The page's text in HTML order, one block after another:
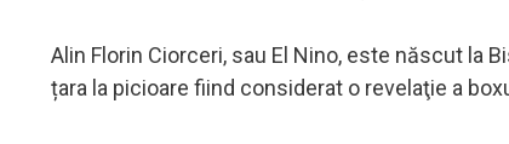
Alin Florin Ciorceri, sau El Nino, este născut la
țara la picioare fiind considerat o revelaţie a